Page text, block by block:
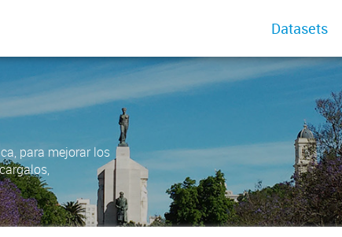
Datasets
para mejorar los